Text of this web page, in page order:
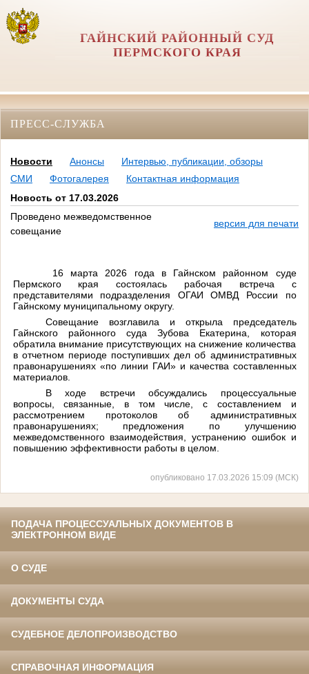
ГАЙНСКИЙ РАЙОННЫЙ СУД
ПЕРМСКОГО КРАЯ
ПРЕСС-СЛУЖБА
Новости Анонсы
Интервью, публикации, обзоры
СМИ
Фотогалерея
Контактная информация
Новость от 17.03.2026
Проведено межведомственное
совещание
версия для печати
16 марта 2026 года в Гайнском районном суде
Пермского края состоялась рабочая встреча с
представителями подразделения ОГАИ ОМВД России по
Гайнскому муниципальному округу.
Совещание возглавила и открыла председатель
Гайнского районного суда Зубова Екатерина, которая
обратила внимание присутствующих на снижение количества
в отчетном периоде поступивших дел об административных
правонарушениях «по линии ГАИ» и качества составленных
материалов.
В ходе встречи обсуждались процессуальные
вопросы, связанные, в том числе, с составлением и
рассмотрением протоколов об административных
правонарушениях; предложения по улучшению
межведомственного взаимодействия, устранению ошибок и
повышению эффективности работы в целом.
опубликовано 17.03.2026 15:09 (МСК)
ПОДАЧА ПРОЦЕССУАЛЬНЫХ ДОКУМЕНТОВ В
ЭЛЕКТРОННОМ ВИДЕ
О СУДЕ
ДОКУМЕНТЫ СУДА
СУДЕБНОЕ ДЕЛОПРОИЗВОДСТВО
СПРАВОЧНАЯ ИНФОРМАЦИЯ